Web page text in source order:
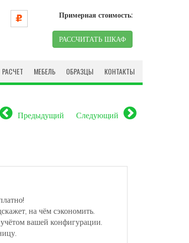
Примерная стоимость:
РАССЧИТАТЬ ШКАФ
РАСЧЕТ МЕБЕЛЬ ОБРАЗЦЫ КОНТАКТЫ
Предыдущий Следующий
на чём сэкономить.
вашей конфигурации.